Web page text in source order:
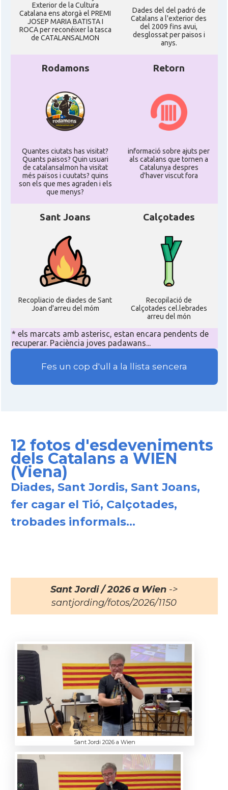
Exterior de la Cultura
Catalana ens atorgà el PREMI
JOSEP MARIA BATISTA I
ROCA per reconéixer la tasca
de CATALANSALMON
Dades del del padró de
Catalans a l'exterior des
del 2009 fins avui,
desglossat per paisos i
anys.
Rodamons
Quantes ciutats has visitat?
Quants paisos? Quin usuari
de catalansalmon ha visitat
més països i cuutats? quins
son els que mes agraden i els
que menys?
Retorn
informació sobre ajuts per
als catalans que tornen a
Catalunya despres
d'haver viscut fora
Sant Joans
Recopliacio de diades de Sant
Joan d'arreu del móm
Calçotades
Recopilació de
Calçotades cel.lebrades
arreu del món
* els marcats amb asterisc, estan encara pendents de
recuperar. Paciència joves padawans...
Fes un cop d'ull a la llista sencera
12 fotos d'esdeveniments
dels Catalans a WIEN
(Viena)
Diades, Sant Jordis, Sant Joans,
fer cagar el Tió, Calçotades,
trobades informals...
Sant Jordi / 2026 a Wien ->
santjording/fotos/2026/1150
Sant Jordi 2026 a Wien